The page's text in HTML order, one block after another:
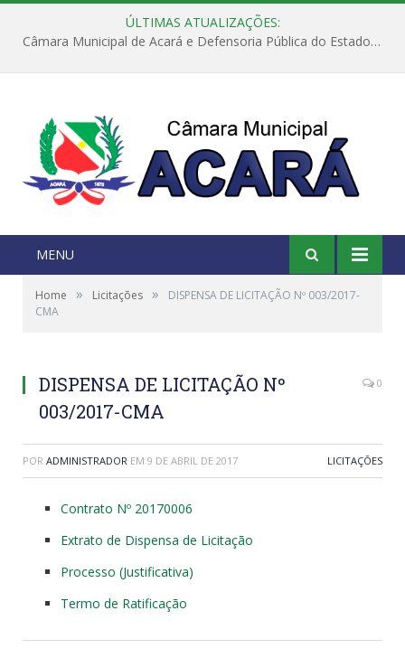
ÚLTIMAS ATUALIZAÇÕES:
Câmara Municipal de Acará e Defensoria Pública do Estado, promovem Ação Balcão de Direitos
MENU
Home » Licitações »
DISPENSA DE LICITAÇÃO Nº 003/2017-
CMA
DISPENSA DE LICITAÇÃO Nº
003/2017-CMA
0
POR ADMINISTRADOR EM 9 DE ABRIL DE 2017 LICITAÇÕES
Contrato Nº 20170006
Extrato de Dispensa de Licitação
Processo (Justificativa)
Termo de Ratificação